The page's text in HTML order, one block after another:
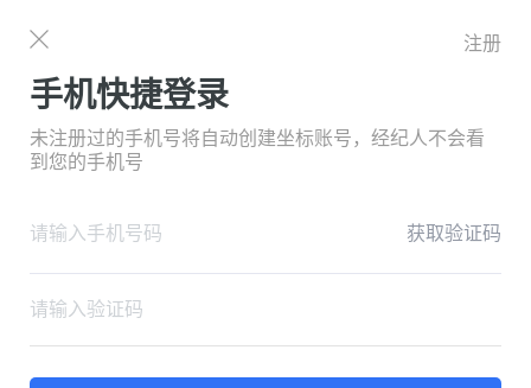
注册
手机快捷登录
未注册过的手机号将自动创建坐标账号，经纪人不会看
到您的手机号
获取验证码